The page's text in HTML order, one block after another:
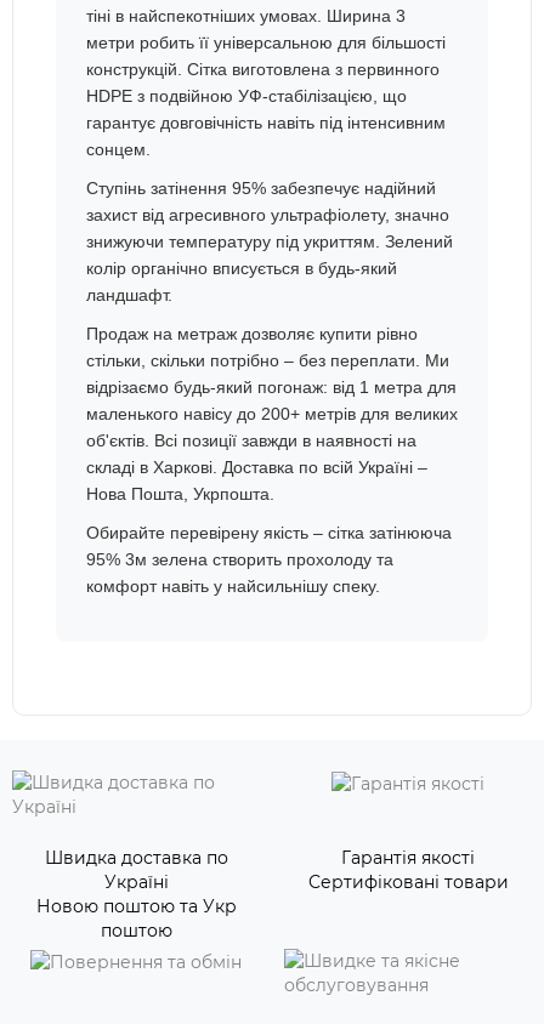
тіні в найспекотніших умовах. Ширина 3
метри робить її універсальною для більшості
конструкцій. Сітка виготовлена з первинного
HDPE з подвійною УФ-стабілізацією, що
гарантує довговічність навіть під інтенсивним
сонцем.
Ступінь затінення 95% забезпечує надійний
захист від агресивного ультрафіолету, значно
знижуючи температуру під укриттям. Зелений
колір органічно вписується в будь-який
ландшафт.
Продаж на метраж дозволяє купити рівно
стільки, скільки потрібно – без переплати. Ми
відрізаємо будь-який погонаж: від 1 метра для
маленького навісу до 200+ метрів для великих
об'єктів. Всі позиції завжди в наявності на
складі в Харкові. Доставка по всій Україні –
Нова Пошта, Укрпошта.
Обирайте перевірену якість – сітка затінююча
95% 3м зелена створить прохолоду та
комфорт навіть у найсильнішу спеку.
Швидка доставка по
Україні
Новою поштою та Укр
поштою
Гарантія якості
Сертифіковані товари